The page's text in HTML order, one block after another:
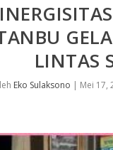
LINTAS
Eko Sulaksono | Mei 17,